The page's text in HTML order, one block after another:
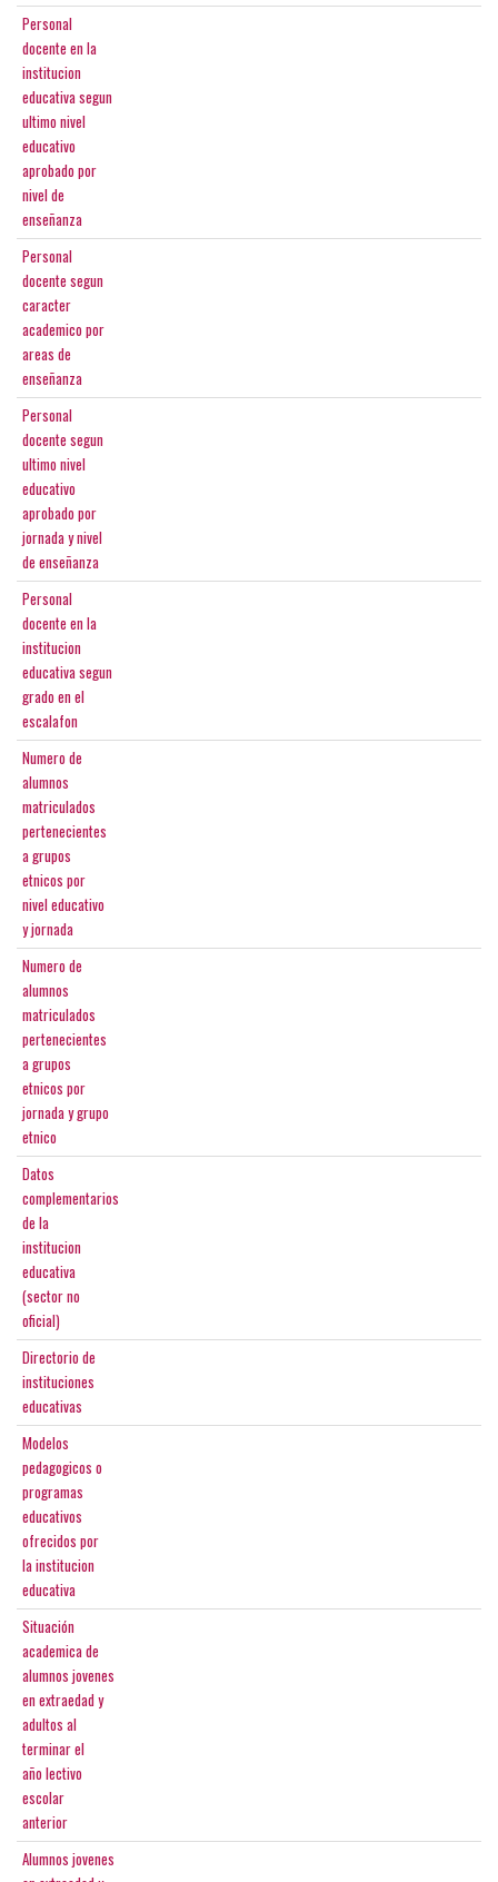
Personal
docente en la
institucion
educativa segun
ultimo nivel
educativo
aprobado por
nivel de
enseñanza
Personal
docente segun
caracter
academico por
areas de
enseñanza
Personal
docente segun
ultimo nivel
educativo
aprobado por
jornada y nivel
de enseñanza
Personal
docente en la
institucion
educativa segun
grado en el
escalafon
Numero de
alumnos
matriculados
pertenecientes
a grupos
etnicos por
nivel educativo
y jornada
Numero de
alumnos
matriculados
pertenecientes
a grupos
etnicos por
jornada y grupo
etnico
Datos
complementarios
de la
institucion
educativa
(sector no
oficial)
Directorio de
instituciones
educativas
Modelos
pedagogicos o
programas
educativos
ofrecidos por
la institucion
educativa
Situación
academica de
alumnos jovenes
en extraedad y
adultos al
terminar el
año lectivo
escolar
anterior
Alumnos jovenes